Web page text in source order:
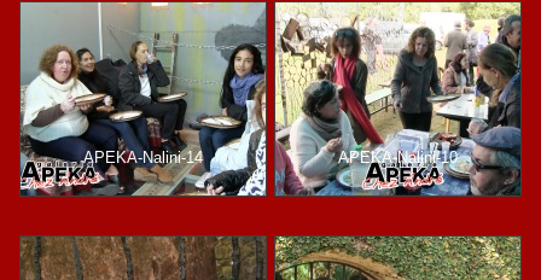
APEKA-Nalini-14 APEKA-Nalini-10